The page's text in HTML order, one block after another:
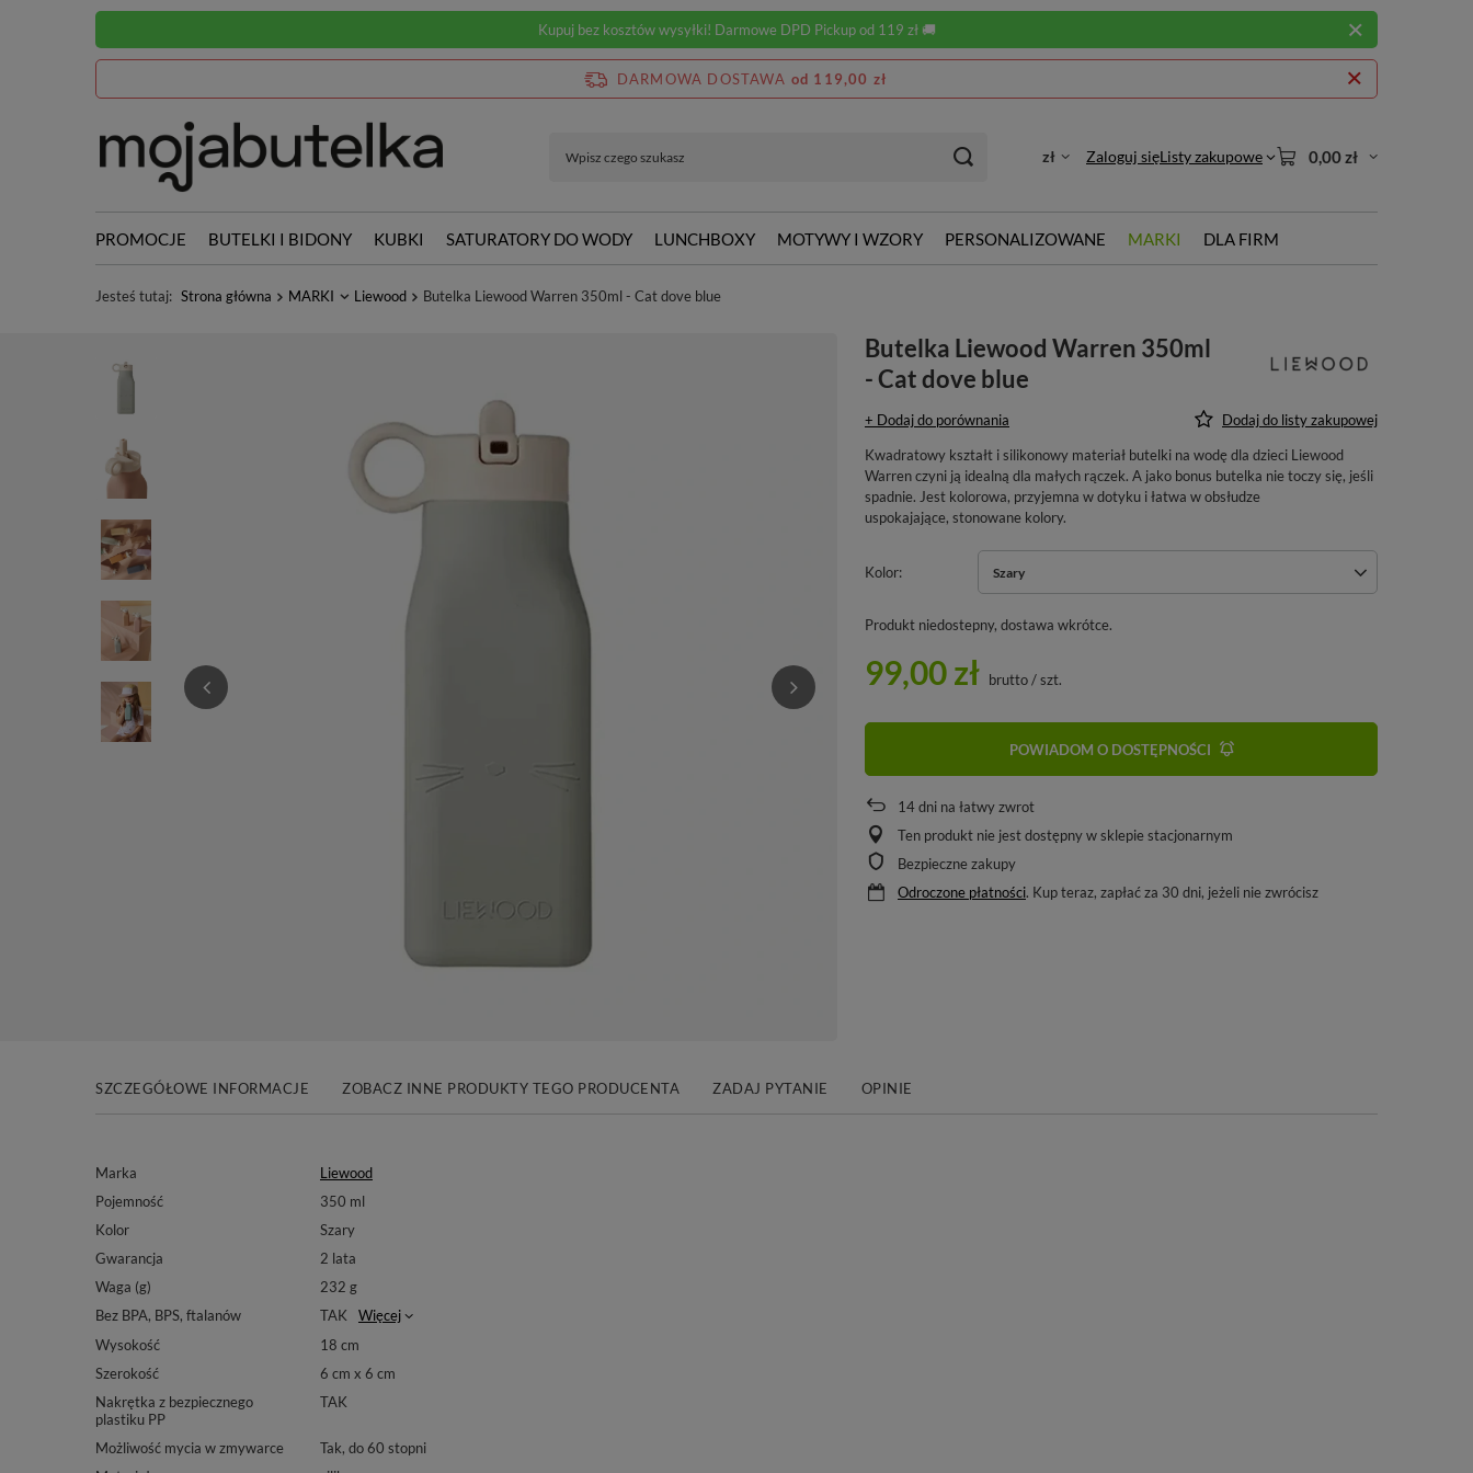
Kupuj bez kosztów wysyłki! Darmowe DPD Pickup od 119 zł 🚚
DARMOWA DOSTAWA od 119,00 zł
zł Zaloguj sięListy zakupowe 0,00 zł
PROMOCJE BUTELKI I BIDONY KUBKI SATURATORY DO WODY LUNCHBOXY MOTYWY I WZORY PERSONALIZOWANE MARKI DLA FIRM
Jesteś tutaj: Strona główna MARKI Liewood Butelka Liewood Warren 350ml - Cat dove blue
Butelka Liewood Warren 350ml
- Cat dove blue
+ Dodaj do porównania
Dodaj do listy zakupowej
Kwadratowy kształt i silikonowy materiał butelki na wodę dla dzieci Liewood
Warren czyni ją idealną dla małych rączek. A jako bonus butelka nie toczy się, jeśli
spadnie. Jest kolorowa, przyjemna w dotyku i łatwa w obsłudze
uspokajające, stonowane kolory.
Kolor Szary
Produkt niedostepny, dostawa wkrótce
99,00 zł brutto/szt.
POWIADOM O DOSTĘPNOŚCI
14dni na łatwy zwrot
Ten produkt nie jest dostępny w sklepie stacjonarnym
Bezpieczne zakupy
Odroczone płatności. Kup teraz, zapłać za 30 dni, jeżeli nie zwrócisz
SZCZEGÓŁOWE INFORMACJE ZOBACZ INNE PRODUKTY TEGO PRODUCENTA ZADAJ PYTANIE OPINIE
Marka
Liewood
Pojemność
350 ml
Kolor
Szary
Gwarancja
2 lata
Waga (g)
232 g
Bez BPA, BPS, ftalanów
TAK
Więcej
Wysokość
18 cm
Szerokość
6 cm x 6 cm
Nakrętka z bezpiecznego
plastiku PP
TAK
Możliwość mycia w zmywarce
Tak, do 60 stopni